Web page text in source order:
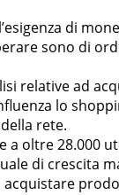
di
sono di
relative ad
lo
rete.
a oltre 28.000
di crescita